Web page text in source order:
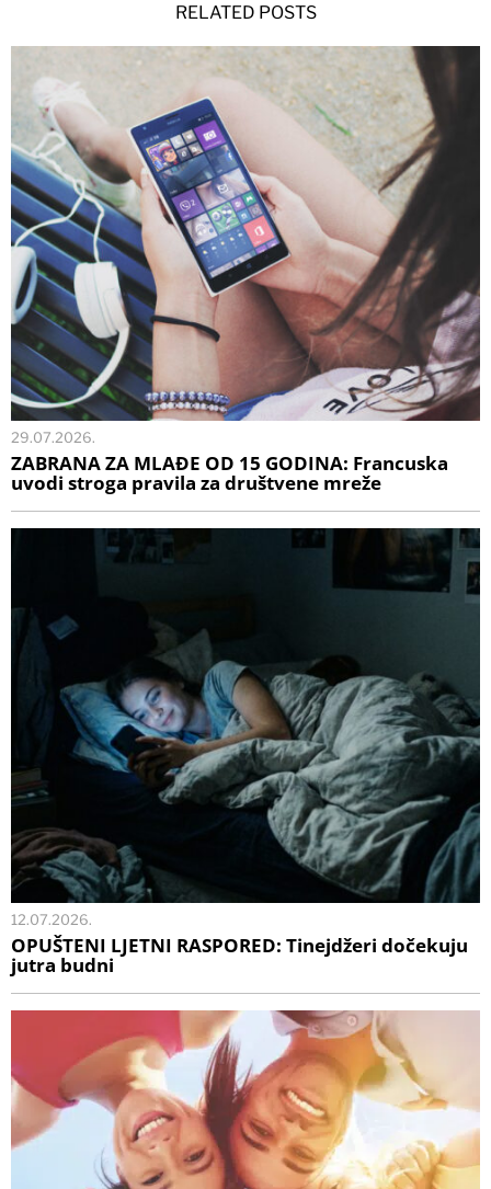
RELATED POSTS
29.07.2026.
ZABRANA ZA MLAĐE OD 15 GODINA: Francuska
uvodi stroga pravila za društvene mreže
12.07.2026.
OPUŠTENI LJETNI RASPORED: Tinejdžeri dočekuju
jutra budni